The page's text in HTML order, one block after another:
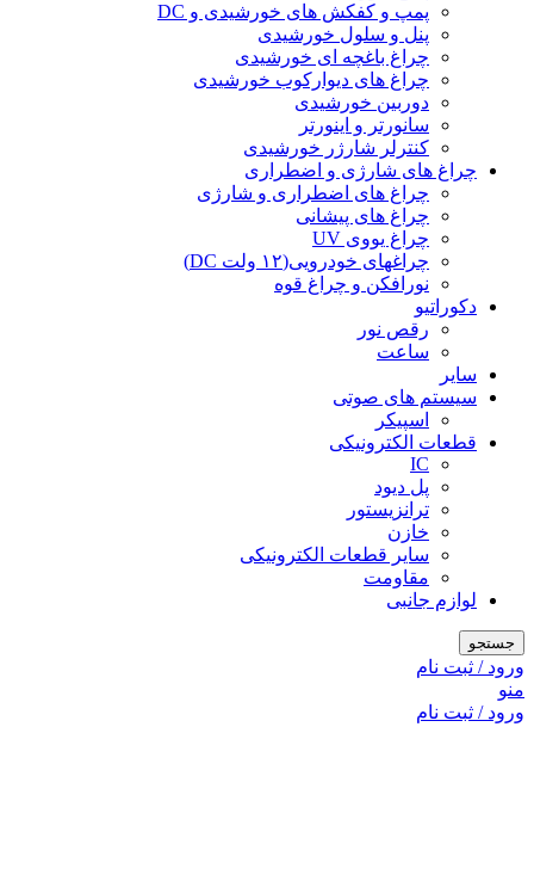
پمپ و کفکش های خورشیدی و DC
پنل و سلول خورشیدی
چراغ باغچه ای خورشیدی
چراغ های دیوارکوب خورشیدی
دوربین خورشیدی
سانورتر و اینورتر
کنترلر شارژر خورشیدی
چراغ های شارژی و اضطراری
چراغ های اضطراری و شارژی
چراغ های پیشانی
چراغ یووی UV
چراغهای خودرویی(۱۲ ولت DC)
نورافکن و چراغ قوه
دکوراتیو
رقص نور
ساعت
سایر
سیستم های صوتی
اسپیکر
قطعات الکترونیکی
IC
پل دیود
ترانزیستور
خازن
سایر قطعات الکترونیکی
مقاومت
لوازم جانبی
جستجو
ورود / ثبت نام
منو
ورود / ثبت نام